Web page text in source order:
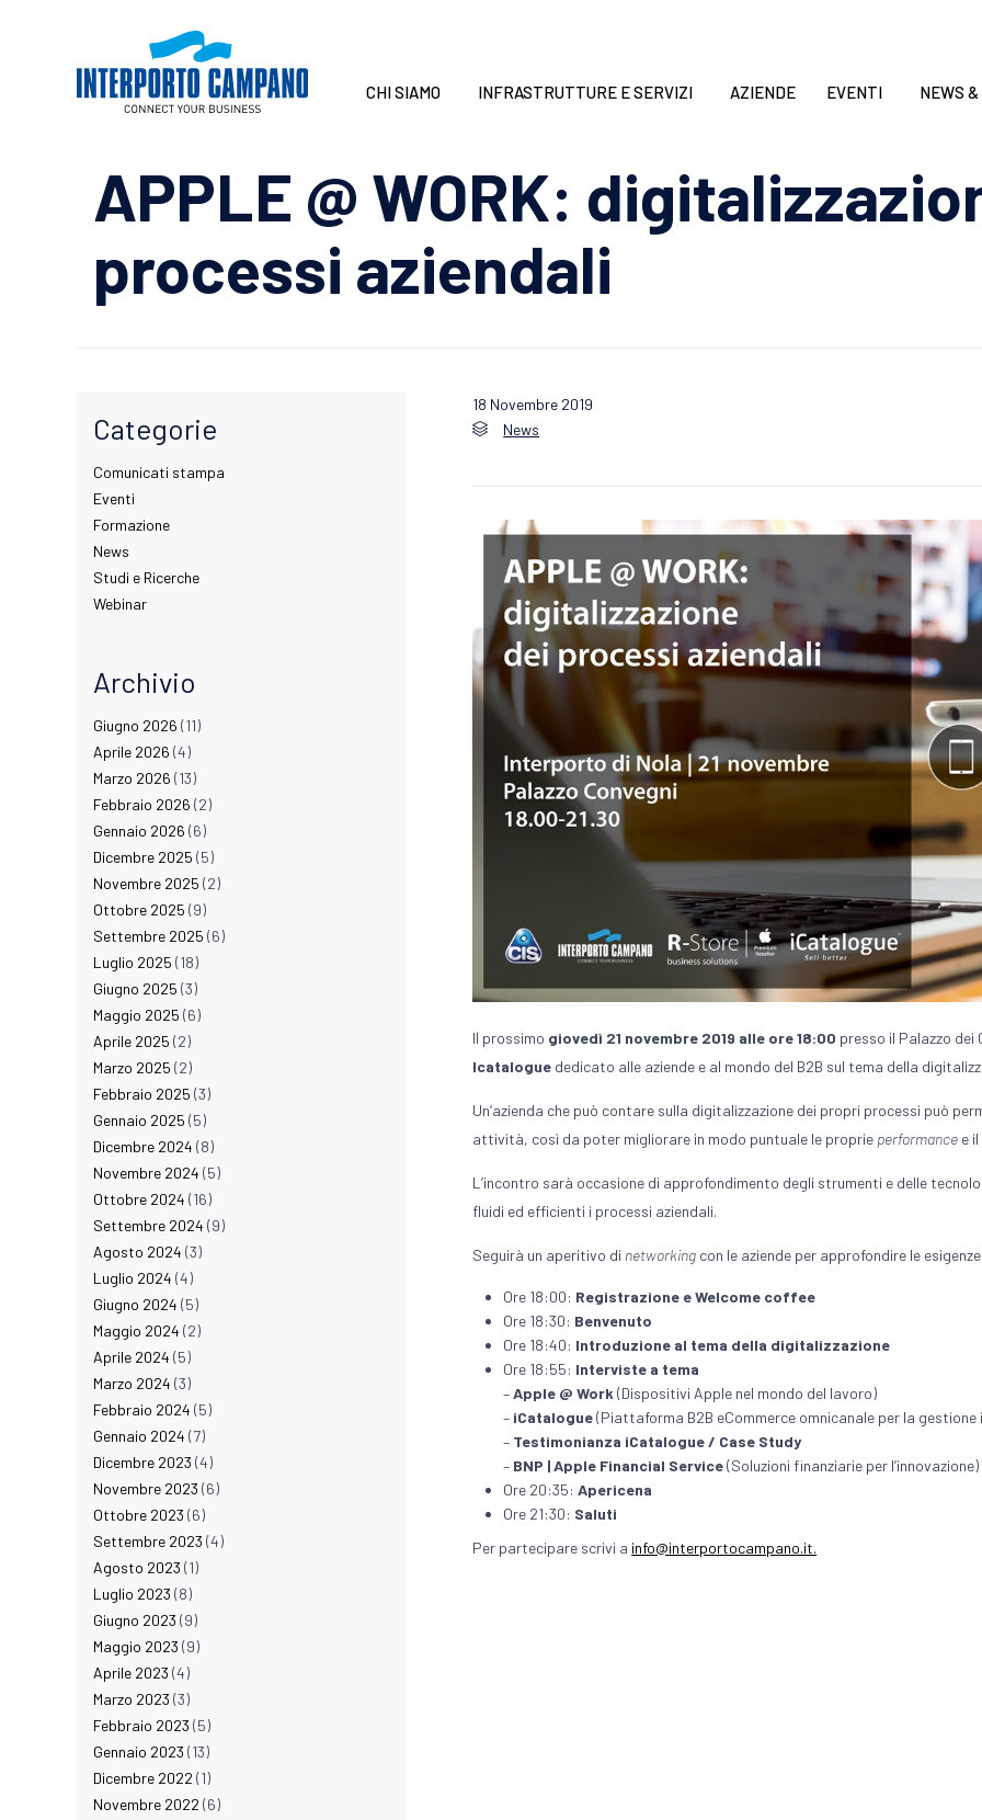
CHI SIAMO INFRASTRUTTURE E SERVIZI AZIENDE EVENTI NEWS
APPLE @ WORK:
processi aziendali
18 Novembre 2019
 Category
News
Il prossimo giovedì 21 novembre 2019 alle ore 18:00 presso il Palazzo
Icatalogue dedicato alle aziende e al mondo del B2B sul tema della
Un’azienda che può contare sulla digitalizzazione dei propri processi può
attività, così da poter migliorare in modo puntuale le proprie performance e
L’incontro sarà occasione di approfondimento degli strumenti e delle
fluidi ed efficienti i processi aziendali.
Seguirà un aperitivo di networking con le aziende per approfondire le
Ore 18:00: Registrazione e Welcome coffee
Ore 18:30: Benvenuto
Ore 18:40: Introduzione al tema della digitalizzazione
Ore 18:55: Interviste a tema
–Apple @ Work (Dispositivi Apple nel mondo del lavoro)
– iCatalogue(Piattaforma B2B eCommerce omnicanale per la
– Testimonianza iCatalogue / Case Study
– BNP | Apple Financial Service(Soluzioni finanziarie per l’innovazione)
Ore 20:35:Apericena
Ore 21:30: Saluti
Per partecipare scrivi a info@interportocampano.it.
Categorie
Comunicati stampa
Eventi
Formazione
News
Studi e Ricerche
Webinar
Archivio
Giugno 2026 (11)
Aprile 2026 (4)
Marzo 2026 (13)
Febbraio 2026 (2)
Gennaio 2026 (6)
Dicembre 2025 (5)
Novembre 2025 (2)
Ottobre 2025 (9)
Settembre 2025 (6)
Luglio 2025 (18)
Giugno 2025 (3)
Maggio 2025 (6)
Aprile 2025 (2)
Marzo 2025 (2)
Febbraio 2025 (3)
Gennaio 2025 (5)
Dicembre 2024 (8)
Novembre 2024 (5)
Ottobre 2024 (16)
Settembre 2024 (9)
Agosto 2024 (3)
Luglio 2024 (4)
Giugno 2024 (5)
Maggio 2024 (2)
Aprile 2024 (5)
Marzo 2024 (3)
Febbraio 2024 (5)
Gennaio 2024 (7)
Dicembre 2023 (4)
Novembre 2023 (6)
Ottobre 2023 (6)
Settembre 2023 (4)
Agosto 2023 (1)
Luglio 2023 (8)
Giugno 2023 (9)
Maggio 2023 (9)
Aprile 2023 (4)
Marzo 2023 (3)
Febbraio 2023 (5)
Gennaio 2023 (13)
Dicembre 2022 (1)
Novembre 2022 (6)